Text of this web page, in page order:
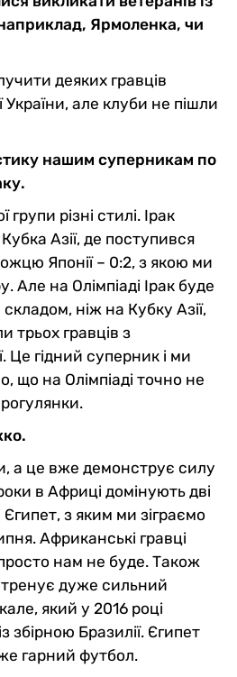
Ярмоленка, чи
деяких гравців
України, але клуби не пішли
нашим суперникам по
різні стилі. Ірак
Азії, де поступився
Японії – 0:2, з якою ми
Але на Олімпіаді Ірак буде
ніж на Кубку Азії,
трьох гравців з
Це гідний суперник і ми
що на Олімпіаді точно не
а це вже демонструє силу
в Африці домінують дві
Єгипет, з яким ми зіграємо
Африканські гравці
нам не буде. Також
дуже сильний
який у 2016 році
збірною Бразилії. Єгипет
гарний футбол.